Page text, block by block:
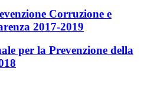
Corruzione e
2017-2019
per la Prevenzione della